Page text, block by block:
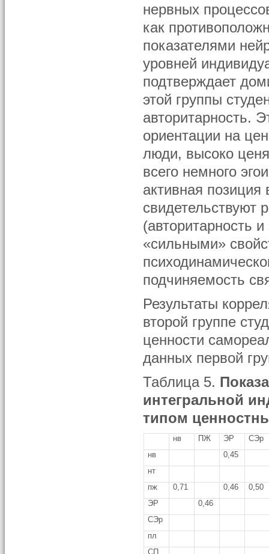
нервных
как
показателями
уровней
подтверждает
этой группы
авторитарность.
ориентации на
люди, высоко
всего немного
активная
свидетельствуют
(авторитарность
«сильными»
подчиняемость
Результаты
второй группе
ценности
данных первой
Таблица 5.
интегральной
типом
нв ПЖ ЭР
СЭр
нв
0,45
нт
пж
0,71 0,46
0,50
ЭР
0,46
СЭр
пл
СП